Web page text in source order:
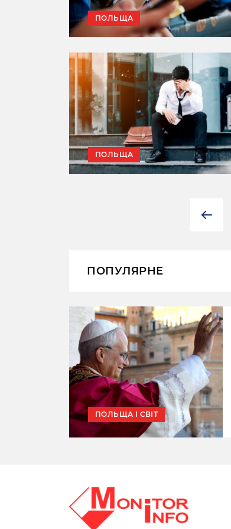
ПОЛЬЩА
ПОЛЬЩА
ПОПУЛЯРНЕ
ПОЛЬЩА І СВІТ